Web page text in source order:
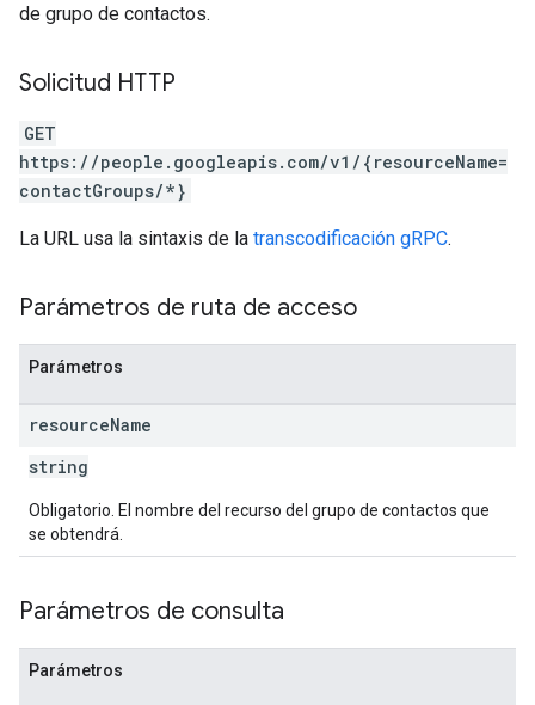
de grupo de contactos.
Solicitud HTTP
GET
https://people.googleapis.com/v1/{resourceName=
contactGroups/*}
La URL usa la sintaxis de la transcodificación gRPC.
Parámetros de ruta de acceso
Parámetros
resourceName
string
Obligatorio. El nombre del recurso del grupo de contactos que
se obtendrá.
Parámetros de consulta
Parámetros